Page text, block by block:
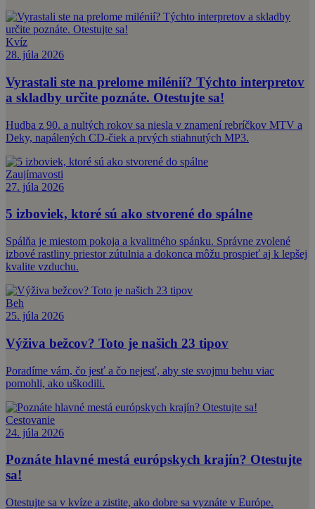
Kvíz
28. júla 2026
Vyrastali ste na prelome milénií? Týchto interpretov
a skladby určite poznáte. Otestujte sa!
Hudba z 90. a nultých rokov sa niesla v znamení rebríčkov MTV a
Deky, napálených CD-čiek a prvých stiahnutých MP3.
Zaujímavosti
27. júla 2026
5 izboviek, ktoré sú ako stvorené do spálne
Spálňa je miestom pokoja a kvalitného spánku. Správne zvolené
izbové rastliny priestor zútulnia a dokonca môžu prospieť aj k lepšej
kvalite vzduchu.
Beh
25. júla 2026
Výživa bežcov? Toto je našich 23 tipov
Poradíme vám, čo jesť a čo nejesť, aby ste svojmu behu viac
pomohli, ako uškodili.
Cestovanie
24. júla 2026
Poznáte hlavné mestá európskych krajín? Otestujte
sa!
Otestujte sa v kvíze a zistite, ako dobre sa vyznáte v Európe.